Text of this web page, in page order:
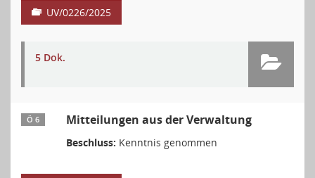
UV/0226/2025
5 Dok.
Ö 6 Mitteilungen aus der Verwaltung
Beschluss: Kenntnis genommen